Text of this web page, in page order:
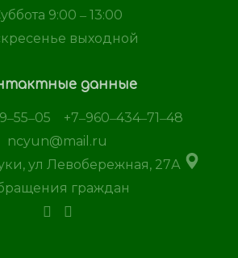
9:00 ‒ 13:00
выходной
данные
+7‒960‒434‒71‒48
ncyun@mail.ru
ул Левобережная, 27А
граждан